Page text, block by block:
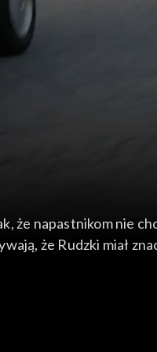
że napastnikom nie
sposób myślenia